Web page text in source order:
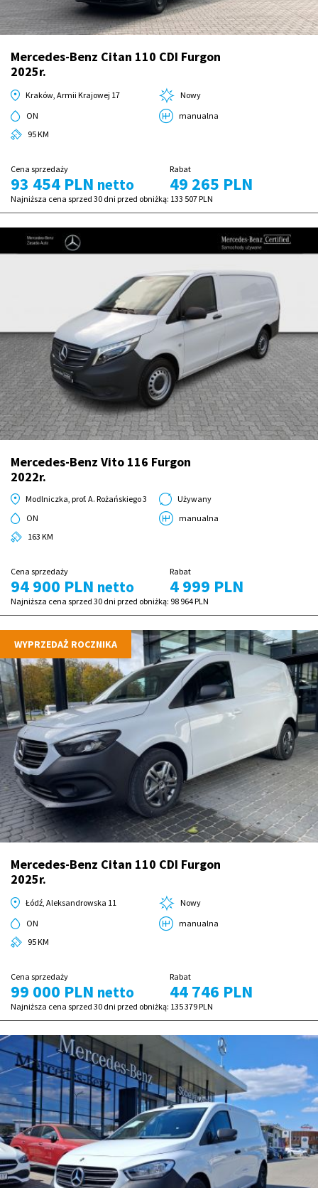
Mercedes-Benz Citan 110 CDI Furgon
2025r.
Kraków, Armii Krajowej 17
Nowy
ON
manualna
95 KM
Cena sprzedaży
93 454 PLN netto
Rabat
49 265 PLN
Najniższa cena sprzed 30 dni przed obniżką: 133 507 PLN
Mercedes-Benz Vito 116 Furgon
2022r.
Modlniczka, prof. A. Rożańskiego 3
Używany
ON
manualna
163 KM
Cena sprzedaży
94 900 PLN netto
Rabat
4 999 PLN
Najniższa cena sprzed 30 dni przed obniżką: 98 964 PLN
WYPRZEDAŻ ROCZNIKA
Mercedes-Benz Citan 110 CDI Furgon
2025r.
Łódź, Aleksandrowska 11
Nowy
ON
manualna
95 KM
Cena sprzedaży
99 000 PLN netto
Rabat
44 746 PLN
Najniższa cena sprzed 30 dni przed obniżką: 135 379 PLN